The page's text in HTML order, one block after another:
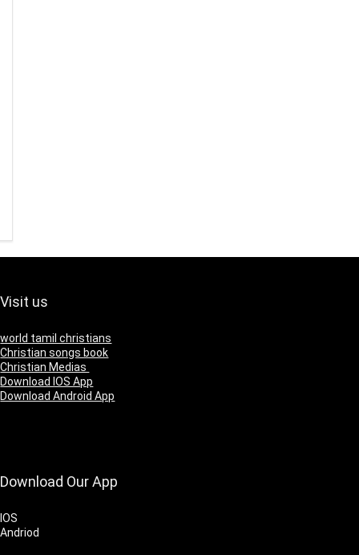
Visit us
world tamil christians
Christian songs book
Christian Medias
Download IOS App
Download Android App
Download Our App
IOS
Andriod